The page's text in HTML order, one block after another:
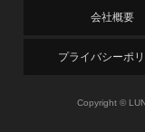
会社概要
プライバシーポ
Copyright ©